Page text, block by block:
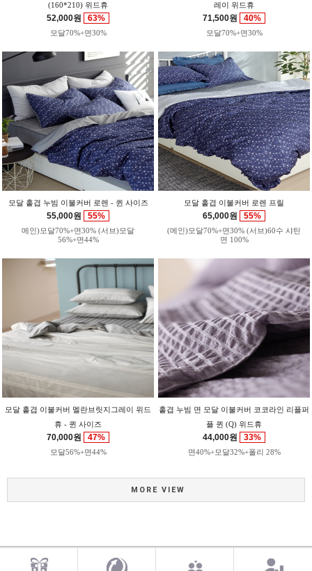
(160*210) 위드휴
52,000원 63%
모달70%+면30%
레이 위드휴
71,500원 40%
모달70%+면30%
모달 홑겹 누빔 이불커버 로렌 - 퀸 사이즈
55,000원 55%
메인)모달70%+면30% (서브)모달
56%+면44%
모달 홑겹 이불커버 로렌 프릴
65,000원 55%
(메인)모달70%+면30% (서브)60수 샤틴
면 100%
모달 홑겹 이불커버 멜란브릿지그레이 위드
휴 - 퀸 사이즈
70,000원 47%
모달56%+면44%
홑겹 누빔 면 모달 이불커버 코코라인 리플퍼
플 퀸 (Q) 위드휴
44,000원 33%
면40%+모달32%+폴리 28%
MORE VIEW